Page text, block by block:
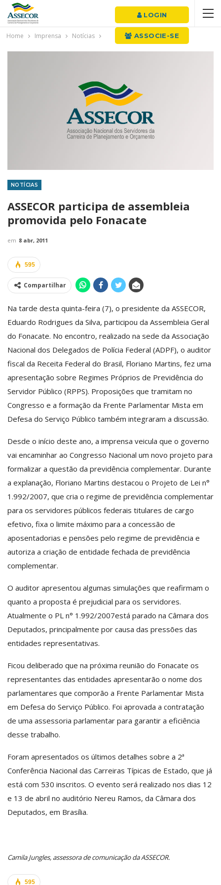
LOGIN
ASSOCIE-SE
Home Imprensa Notícias
NOTÍCIAS
ASSECOR participa de assembleia
promovida pelo Fonacate
em 8 abr, 2011
595
Compartilhar
Na tarde desta quinta-feira (7), o presidente da ASSECOR,
Eduardo Rodrigues da Silva, participou da Assembleia Geral
do Fonacate. No encontro, realizado na sede da Associação
Nacional dos Delegados de Polícia Federal (ADPF), o auditor
fiscal da Receita Federal do Brasil, Floriano Martins, fez uma
apresentação sobre Regimes Próprios de Previdência do
Servidor Público (RPPS). Proposições que tramitam no
Congresso e a formação da Frente Parlamentar Mista em
Defesa do Serviço Público também integraram a discussão.
Desde o início deste ano, a imprensa veicula que o governo
vai encaminhar ao Congresso Nacional um novo projeto para
formalizar a questão da previdência complementar. Durante
a explanação, Floriano Martins destacou o Projeto de Lei n°
1.992/2007, que cria o regime de previdência complementar
para os servidores públicos federais titulares de cargo
efetivo, fixa o limite máximo para a concessão de
aposentadorias e pensões pelo regime de previdência e
autoriza a criação de entidade fechada de previdência
complementar.
O auditor apresentou algumas simulações que reafirmam o
quanto a proposta é prejudicial para os servidores.
Atualmente o PL n° 1.992/2007está parado na Câmara dos
Deputados, principalmente por causa das pressões das
entidades representativas.
Ficou deliberado que na próxima reunião do Fonacate os
representantes das entidades apresentarão o nome dos
parlamentares que comporão a Frente Parlamentar Mista
em Defesa do Serviço Público. Foi aprovada a contratação
de uma assessoria parlamentar para garantir a eficiência
desse trabalho.
Foram apresentados os últimos detalhes sobre a 2ª
Conferência Nacional das Carreiras Típicas de Estado, que já
está com 530 inscritos. O evento será realizado nos dias 12
e 13 de abril no auditório Nereu Ramos, da Câmara dos
Deputados, em Brasília.
Camila Jungles, assessora de comunicação da ASSECOR.
595